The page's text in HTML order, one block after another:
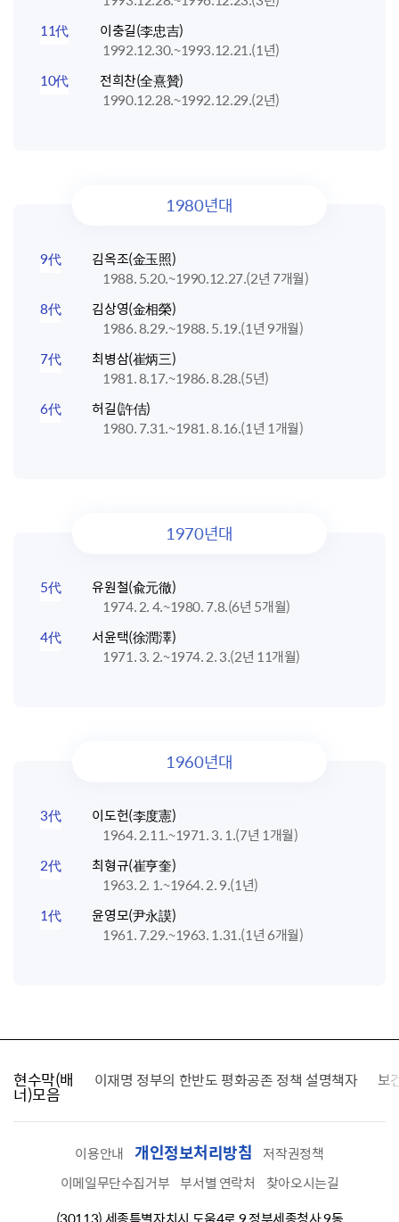
11代
이충길(李忠吉)
1992.12.30.~1993.12.21.(1년)
10代
전희찬(全熹贊)
1990.12.28.~1992.12.29.(2년)
1980년대
9代
김옥조(金玉照)
1988. 5.20.~1990.12.27.(2년 7개월)
8代
김상영(金相榮)
1986. 8.29.~1988. 5.19.(1년 9개월)
7代
최병삼(崔炳三)
1981. 8.17.~1986. 8.28.(5년)
6代
허길(許佶)
1980. 7.31.~1981. 8.16.(1년 1개월)
1970년대
5代
유원철(兪元徹)
1974. 2. 4.~1980. 7.8.(6년 5개월)
4代
서윤택(徐潤澤)
1971. 3. 2.~1974. 2. 3.(2년 11개월)
1960년대
3代
이도헌(李度憲)
1964. 2.11.~1971. 3. 1.(7년 1개월)
2代
최형규(崔亨奎)
1963. 2. 1.~1964. 2. 9.(1년)
1代
윤영모(尹永謨)
1961. 7.29.~1963. 1.31.(1년 6개월)
현수막(배
너)모음
찾습니다 이재명 정부의 한반도 평화공존 정책 설명책자 보
이용안내 개인정보처리방침
저작권정책
이메일무단수집거부 부서별 연락처
찾아오시는길